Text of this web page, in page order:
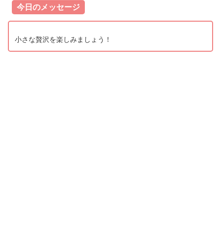
今日のメッセージ
小さな贅沢を楽しみましょう！